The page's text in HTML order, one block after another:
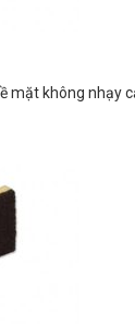
không nhạy